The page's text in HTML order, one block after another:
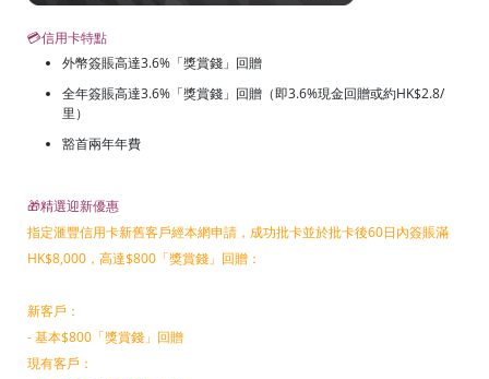
💳信用卡特點
外幣簽賬高達3.6%「獎賞錢」回贈
全年簽賬高達3.6%「獎賞錢」回贈（即3.6%現金回贈或約HK$2.8/
里）
豁首兩年年費
🎁精選迎新優惠
指定滙豐信用卡新舊客戶經本網申請，成功批卡並於批卡後60日內簽賬滿
HK$8,000，高達$800「獎賞錢」回贈：
新客戶：
- 基本$800「獎賞錢」回贈
現有客戶：